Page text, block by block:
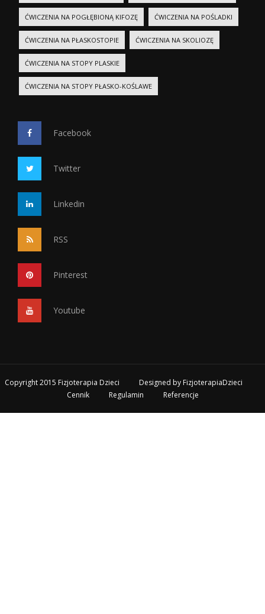
ĆWICZENIA NA POGŁĘBIONĄ KIFOZĘ ĆWICZENIA NA POŚLADKI
ĆWICZENIA NA PŁASKOSTOPIE ĆWICZENIA NA SKOLIOZĘ
ĆWICZENIA NA STOPY PLASKIE
ĆWICZENIA NA STOPY PŁASKO-KOŚLAWE
Facebook
Twitter
Linkedin
RSS
Pinterest
Youtube
Copyright 2015 Fizjoterapia Dzieci Designed by FizjoterapiaDzieci
Cennik
Regulamin Referencje